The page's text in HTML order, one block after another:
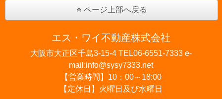
ページ上部へ戻る
エス・ワイ不動産株式会社
大阪市大正区千島3-15-4 TEL06-6551-7333 e-
mail:info@sysy7333.net
【営業時間】10：00～18:00
【定休日】火曜日及び水曜日